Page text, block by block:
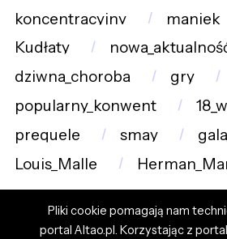
koncentracyjny
maniek
Kudłaty
dziwna_choroba
gry
popularny_konwent
prequele
smay
Louis_Malle
Pliki cookie pomagają nam
portal Altao.pl. Korzystając z